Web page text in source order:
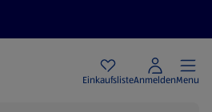
EinkaufslisteAnmeldenMenu